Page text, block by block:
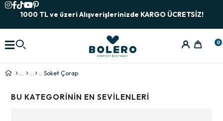
1000 TL ve üzeri Alışverişlerinizde KARGO ÜCRETSİZ!
0
Soket Çorap
BU KATEGORININ EN SEVILENLERI